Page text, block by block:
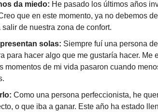
da miedo: He pasado los últimos años
que en este momento, ya no debemos
de nuestra zona de confort.
solas: Siempre fuí una persona
para hacer algo que me gustaría hacer. Me
momentos de mi vida pasaron cuando
Como una persona perfeccionista, he
o que iba a ganar. Este año ha estado